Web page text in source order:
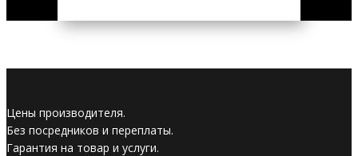
Цены производителя.
Без посредников и переплаты.
Гарантия на товар и услуги.